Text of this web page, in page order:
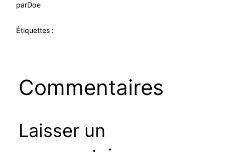
parDoe
Étiquettes :
Commentaires
Laisser un